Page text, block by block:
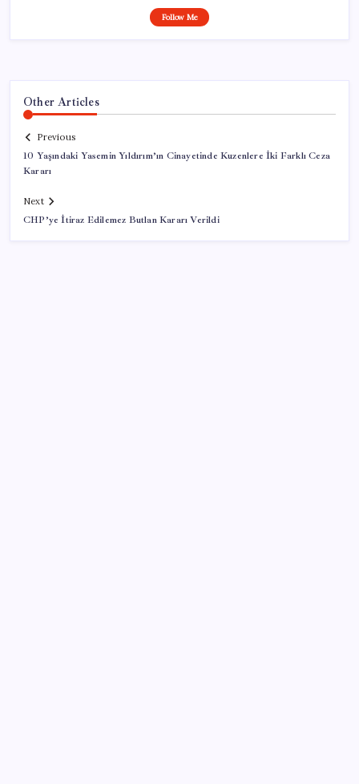
Follow Me
Other Articles
Previous
10 Yaşındaki Yasemin Yıldırım’ın Cinayetinde Kuzenlere İki Farklı Ceza
Kararı
Next
CHP’ye İtiraz Edilemez Butlan Kararı Verildi